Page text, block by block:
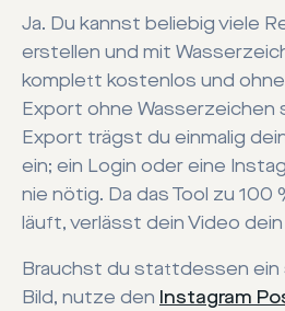
Ja. Du kannst beliebig viele
erstellen und mit
komplett kostenlos und
Export ohne Wasserzeichen
Export trägst du einmalig
ein; ein Login oder eine
nie nötig. Da das Tool zu 100
läuft, verlässt dein Video
Brauchst du stattdessen
Bild, nutze den Instagram